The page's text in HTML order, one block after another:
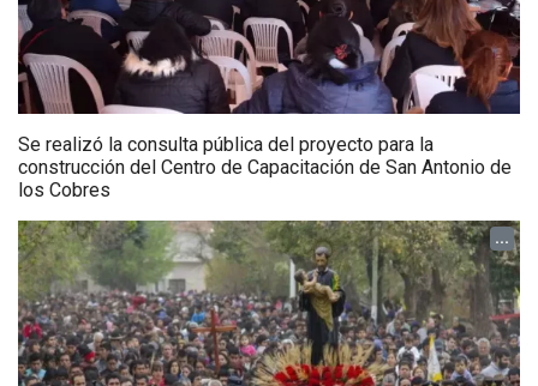
Se realizó la consulta pública del proyecto para la
construcción del Centro de Capacitación de San Antonio de
los Cobres
...